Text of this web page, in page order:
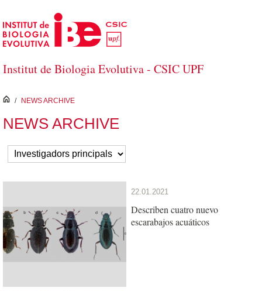
Skip to Main Content
Institut de Biologia Evolutiva - CSIC UPF
inici
/ NEWS ARCHIVE
NEWS ARCHIVE
22.01.2021
Describen cuatro nuevo
escarabajos acuáticos